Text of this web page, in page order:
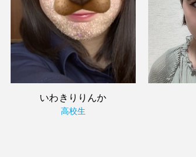
いわきりりんか
高校生